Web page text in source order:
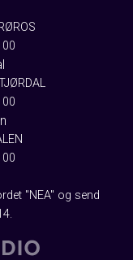
"NEA" og send